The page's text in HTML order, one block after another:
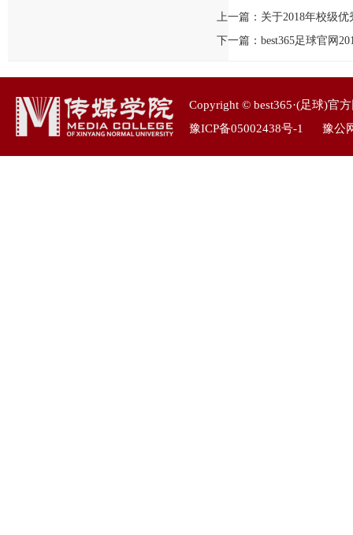
上一篇： 关于2018年校级
下一篇： best365足球官网
Copyright © best365·(足球)
豫ICP备05002438号-1
豫公